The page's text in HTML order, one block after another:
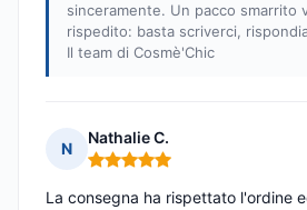
sinceramente. Un pacco smarrito
rispedito: basta scriverci,
Il team di Cosmè'Chic
N
Nathalie C.
Nota: 5 su 5
La consegna ha rispettato l'ordine